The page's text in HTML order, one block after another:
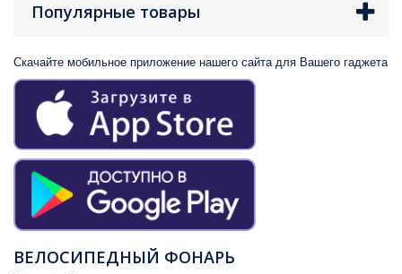
Популярные товары
Скачайте мобильное приложение нашего сайта для Вашего гаджета
ВЕЛОСИПЕДНЫЙ ФОНАРЬ